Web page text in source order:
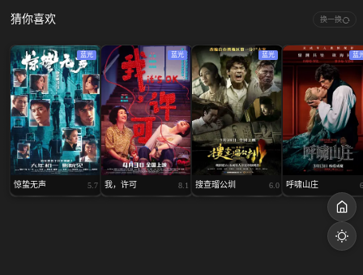
猜你喜欢 换一换
蓝光
惊蛰无声 5.7
蓝光
我，许可 8.1
蓝光
搜查瑠公圳 6.0
蓝
呼啸山庄